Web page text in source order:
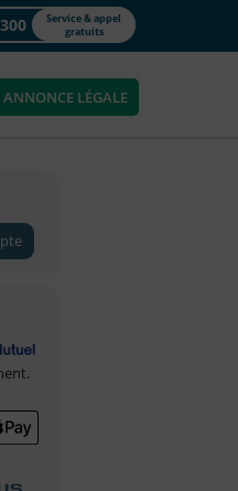
Service & appel
gratuits
LÉGALE